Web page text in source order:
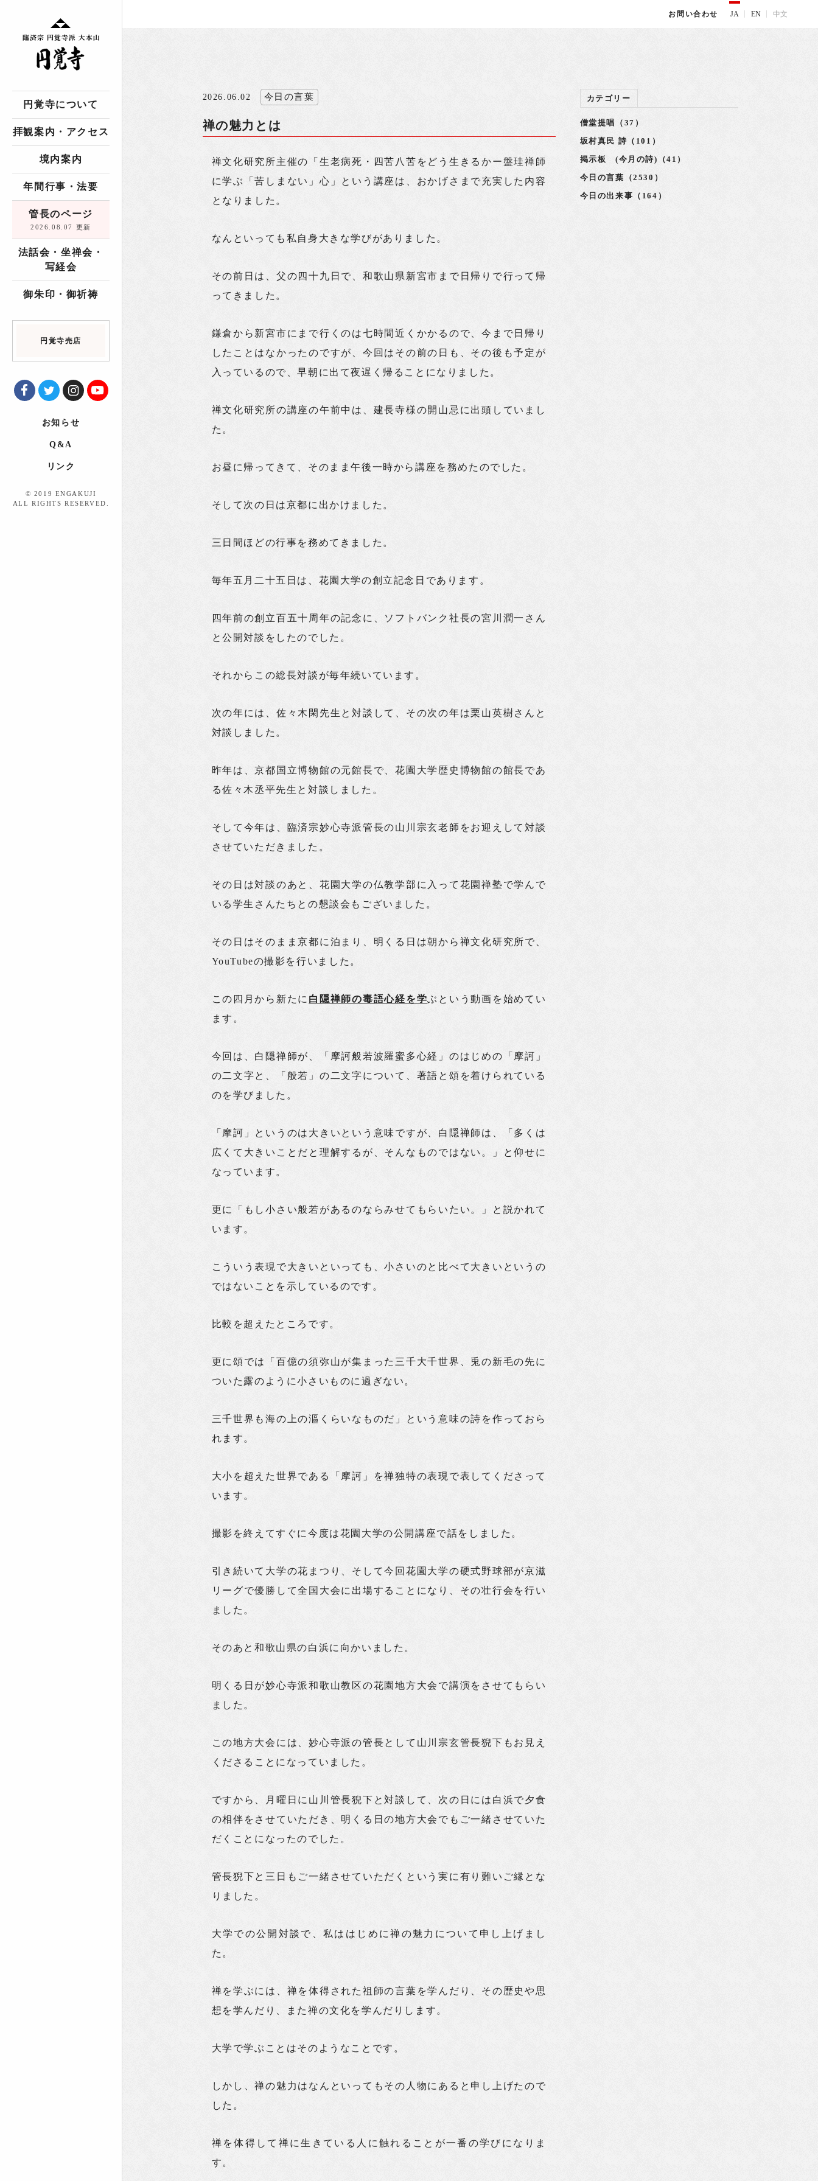
円覚寺について
拝観案内・アクセス
境内案内
年間行事・法要
管長のページ
2026.08.07 更新
法話会・坐禅会・
写経会
御朱印・御祈祷
円覚寺売店
お知らせ
Q&A
リンク
© 2019 ENGAKUJI
ALL RIGHTS RESERVED.
お問い合わせ JA EN 中文
2026.06.02 今日の言葉
禅の魅力とは
禅文化研究所主催の「生老病死・四苦八苦をどう生きるかー盤珪禅師
に学ぶ「苦しまない」心」という講座は、おかげさまで充実した内容
となりました。
なんといっても私自身大きな学びがありました。
その前日は、父の四十九日で、和歌山県新宮市まで日帰りで行って帰
ってきました。
鎌倉から新宮市にまで行くのは七時間近くかかるので、今まで日帰り
したことはなかったのですが、今回はその前の日も、その後も予定が
入っているので、早朝に出て夜遅く帰ることになりました。
禅文化研究所の講座の午前中は、建長寺様の開山忌に出頭していまし
た。
お昼に帰ってきて、そのまま午後一時から講座を務めたのでした。
そして次の日は京都に出かけました。
三日間ほどの行事を務めてきました。
毎年五月二十五日は、花園大学の創立記念日であります。
四年前の創立百五十周年の記念に、ソフトバンク社長の宮川潤一さん
と公開対談をしたのでした。
それからこの総長対談が毎年続いています。
次の年には、佐々木閑先生と対談して、その次の年は栗山英樹さんと
対談しました。
昨年は、京都国立博物館の元館長で、花園大学歴史博物館の館長であ
る佐々木丞平先生と対談しました。
そして今年は、臨済宗妙心寺派管長の山川宗玄老師をお迎えして対談
させていただきました。
その日は対談のあと、花園大学の仏教学部に入って花園禅塾で学んで
いる学生さんたちとの懇談会もございました。
その日はそのまま京都に泊まり、明くる日は朝から禅文化研究所で、
YouTubeの撮影を行いました。
この四月から新たに 白隠禅師の毒語心経を学ぶという動画を始めてい
ます。
今回は、白隠禅師が、「摩訶般若波羅蜜多心経」のはじめの「摩訶」
の二文字と、「般若」の二文字について、著語と頌を着けられている
のを学びました。
「摩訶」というのは大きいという意味ですが、白隠禅師は、「多くは
広くて大きいことだと理解するが、そんなものではない。」と仰せに
なっています。
更に「もし小さい般若があるのならみせてもらいたい。」と説かれて
います。
こういう表現で大きいといっても、小さいのと比べて大きいというの
ではないことを示しているのです。
比較を超えたところです。
更に頌では「百億の須弥山が集まった三千大千世界、兎の新毛の先に
ついた露のように小さいものに過ぎない。
三千世界も海の上の漚くらいなものだ」という意味の詩を作っておら
れます。
大小を超えた世界である「摩訶」を禅独特の表現で表してくださって
います。
撮影を終えてすぐに今度は花園大学の公開講座で話をしました。
引き続いて大学の花まつり、そして今回花園大学の硬式野球部が京滋
リーグで優勝して全国大会に出場することになり、その壮行会を行い
ました。
そのあと和歌山県の白浜に向かいました。
明くる日が妙心寺派和歌山教区の花園地方大会で講演をさせてもらい
ました。
この地方大会には、妙心寺派の管長として山川宗玄管長猊下もお見え
くださることになっていました。
ですから、月曜日に山川管長猊下と対談して、次の日には白浜で夕食
の相伴をさせていただき、明くる日の地方大会でもご一緒させていた
だくことになったのでした。
管長猊下と三日もご一緒させていただくという実に有り難いご縁とな
りました。
大学での公開対談で、私ははじめに禅の魅力について申し上げまし
た。
禅を学ぶには、禅を体得された祖師の言葉を学んだり、その歴史や思
想を学んだり、また禅の文化を学んだりします。
大学で学ぶことはそのようなことです。
しかし、禅の魅力はなんといってもその人物にあると申し上げたので
した。
禅を体得して禅に生きている人に触れることが一番の学びになりま
す。
カテゴリー
僧堂提唱（37）
坂村真民 詩（101）
掲示板 (今月の詩)（41）
今日の言葉（2530）
今日の出来事（164）